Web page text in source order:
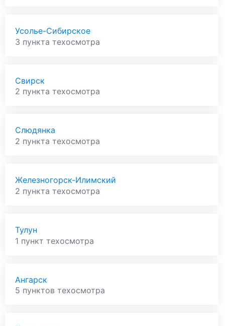
Усолье-Сибирское
3 пункта техосмотра
Свирск
2 пункта техосмотра
Слюдянка
2 пункта техосмотра
Железногорск-Илимский
2 пункта техосмотра
Тулун
1 пункт техосмотра
Ангарск
5 пунктов техосмотра